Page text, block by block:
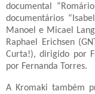
documental
documentários
Manoel e Micael
Raphael Erichsen
Curta!), dirigido por
por Fernanda Torres.
A Kromaki também